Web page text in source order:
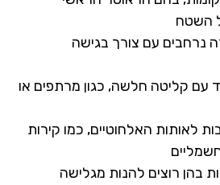
השטח
נרחבים עם צורך בגישה
עם קליטה חלשה, כגון מרתפים או
לאותות האלחוטיים, כמו קירות
בהן רוצים להנות מגלישה